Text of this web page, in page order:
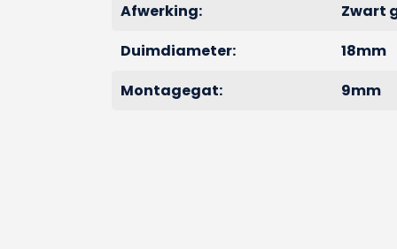
Afwerking:
Zwart
Duimdiameter:
18mm
Montagegat:
9mm